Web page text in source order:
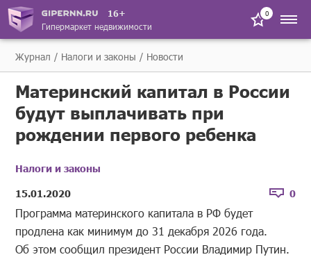
16+
Гипермаркет недвижимости
0
Журнал Налоги и законы Новости
Материнский капитал в России
будут выплачивать при
рождении первого ребенка
Налоги и законы
15.01.2020
0
Программа материнского капитала в РФ будет
продлена как минимум до 31 декабря 2026 года.
Об этом сообщил президент России Владимир Путин.